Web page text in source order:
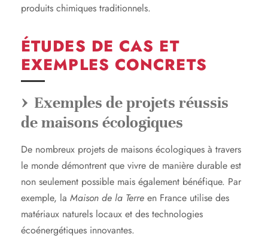
produits chimiques traditionnels.
ÉTUDES DE CAS ET
EXEMPLES CONCRETS
Exemples de projets réussis
de maisons écologiques
De nombreux projets de maisons écologiques à travers
le monde démontrent que vivre de manière durable est
non seulement possible mais également bénéfique. Par
exemple, la Maison de la Terre en France utilise des
matériaux naturels locaux et des technologies
écoénergétiques innovantes.